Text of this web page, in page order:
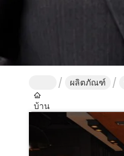
บ้าน
ผลิตภัณฑ์